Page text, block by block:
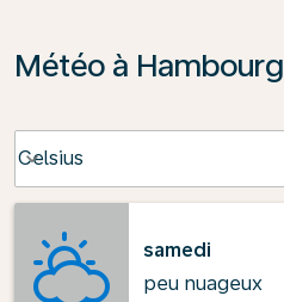
Météo à Hambourg
Celsius
keyboard_arrow_down
samedi
peu nuageux